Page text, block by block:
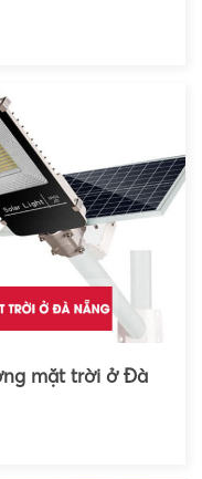
mặt trời ở Đà